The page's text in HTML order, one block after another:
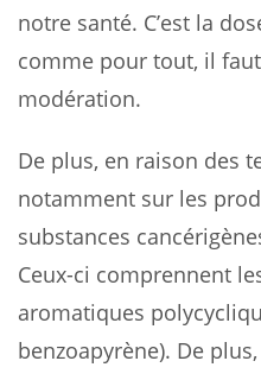
notre santé. C’est la
comme pour tout, il
modération.
De plus, en raison des
notamment sur les
substances
Ceux-ci comprennent
aromatiques
benzoapyrène). De